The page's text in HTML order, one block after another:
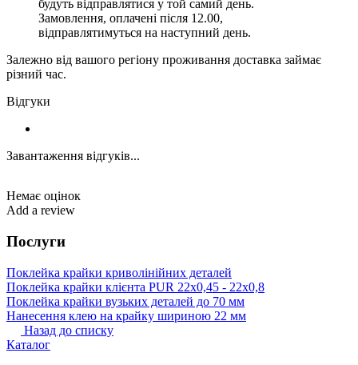
будуть відправлятися у той самий день.
Замовлення, оплачені після 12.00,
відправлятимуться на наступний день.
Залежно від вашого регіону проживання доставка займає
різний час.
Відгуки
Завантаження відгуків...
Немає оцінок
Add a review
Послуги
Поклейка крайки криволінійних деталей
Поклейка крайки клієнта PUR 22х0,45 - 22х0,8
Поклейка крайки вузьких деталей до 70 мм
Нанесення клею на крайку шириною 22 мм
Назад до списку
Каталог